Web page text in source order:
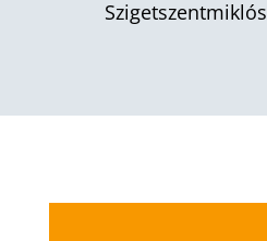
Szigetszentmiklós